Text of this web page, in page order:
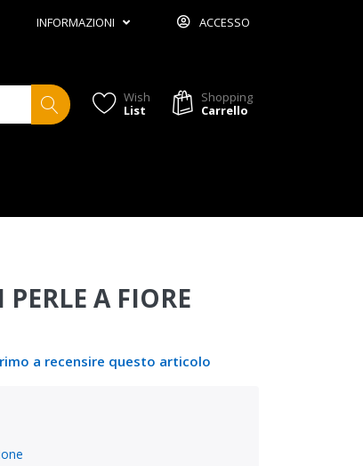
INFORMAZIONI ACCESSO
Wish
List
Shopping
Carrello
A FIORE
a recensire questo articolo